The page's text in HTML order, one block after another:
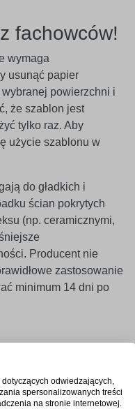
fachowców!
wymaga
usunąć papier
powierzchni i
że szablon jest
tylko raz. Aby
użycie szablonu w
do gładkich i
ścian pokrytych
(np. ceramicznymi,
Producent nie
zastosowanie
minimum 14 dni po
płatności i
przesyłka
odwiedzających,
spersonalizowanych treści
na stronie internetowej.